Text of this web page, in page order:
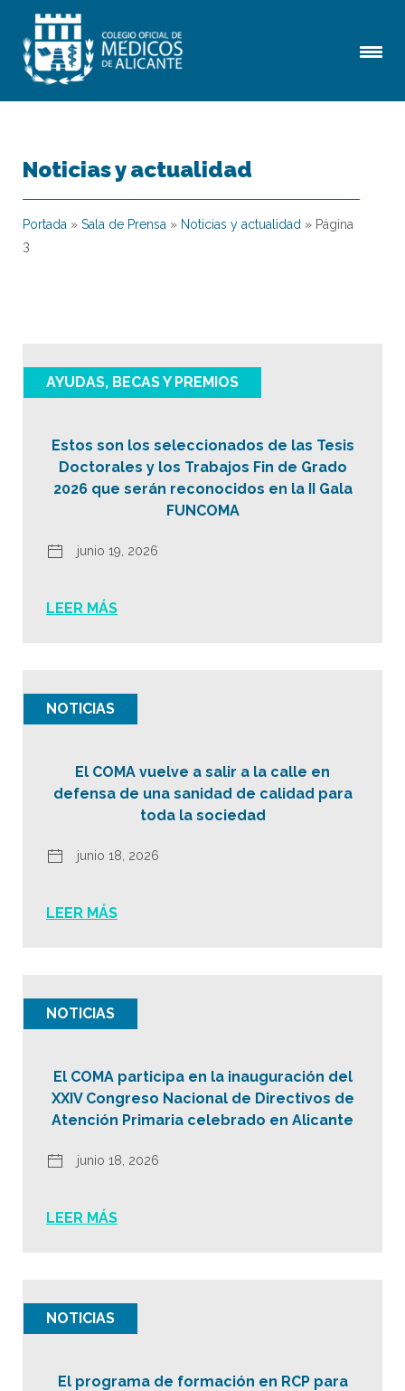
Noticias y actualidad
Portada » Sala de Prensa » Noticias y actualidad » Página
3
AYUDAS, BECAS Y PREMIOS
Estos son los seleccionados de las Tesis
Doctorales y los Trabajos Fin de Grado
2026 que serán reconocidos en la II Gala
FUNCOMA
junio 19, 2026
LEER MÁS
NOTICIAS
El COMA vuelve a salir a la calle en
defensa de una sanidad de calidad para
toda la sociedad
junio 18, 2026
LEER MÁS
NOTICIAS
El COMA participa en la inauguración del
XXIV Congreso Nacional de Directivos de
Atención Primaria celebrado en Alicante
junio 18, 2026
LEER MÁS
NOTICIAS
El programa de formación en RCP para